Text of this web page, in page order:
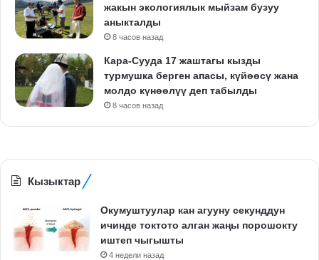
жакын экологиялык мыйзам бузуу
аныкталды
8 часов назад
Кара-Сууда 17 жаштагы кызды
турмушка берген апасы, күйөөсү жана
молдо күнөөлүү деп табылды
8 часов назад
Кызыктар
Окумуштуулар кан агууну секунддун
ичинде токтото алган жаңы порошокту
иштеп чыгышты
4 недели назад